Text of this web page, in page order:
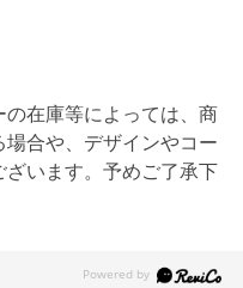
在庫等によっては、商
合や、デザインやコー
います。予めご了承下